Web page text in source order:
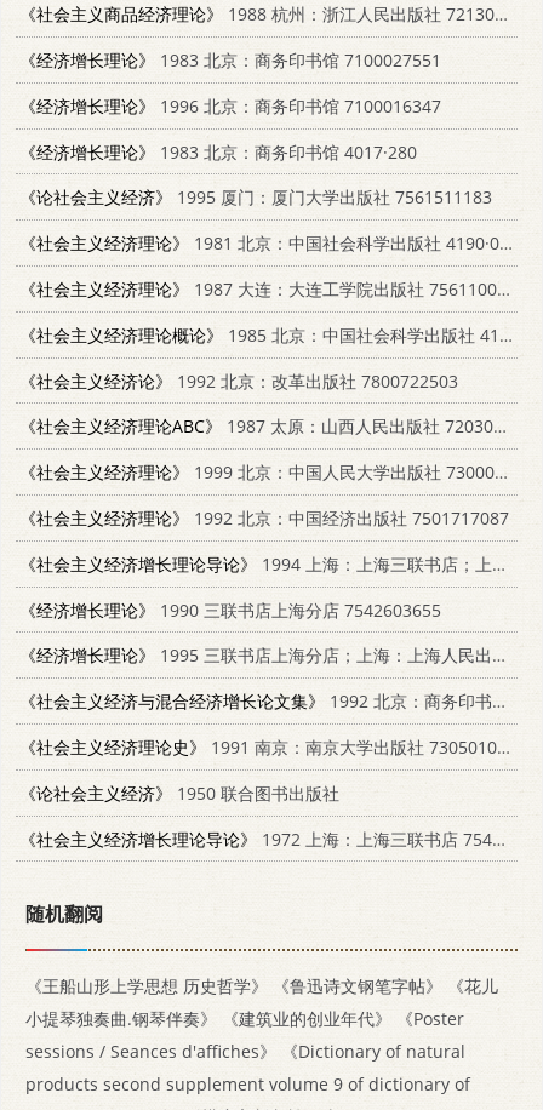
《社会主义商品经济理论》
1988 杭州：浙江人民出版社 7213002171
《经济增长理论》
1983 北京：商务印书馆 7100027551
《经济增长理论》
1996 北京：商务印书馆 7100016347
《经济增长理论》
1983 北京：商务印书馆 4017·280
《论社会主义经济》
1995 厦门：厦门大学出版社 7561511183
《社会主义经济理论》
1981 北京：中国社会科学出版社 4190·094
《社会主义经济理论》
1987 大连：大连工学院出版社 756110040X
《社会主义经济理论概论》
1985 北京：中国社会科学出版社 4190·205
《社会主义经济论》
1992 北京：改革出版社 7800722503
《社会主义经济理论ABC》
1987 太原：山西人民出版社 7203000273
《社会主义经济理论》
1999 北京：中国人民大学出版社 7300029787
《社会主义经济理论》
1992 北京：中国经济出版社 7501717087
《社会主义经济增长理论导论》
1994 上海：上海三联书店；上海：上海人民出版社 7208018650
《经济增长理论》
1990 三联书店上海分店 7542603655
《经济增长理论》
1995 三联书店上海分店；上海：上海人民出版社 7208018677
《社会主义经济与混合经济增长论文集》
1992 北京：商务印书馆 7100006783
《社会主义经济理论史》
1991 南京：南京大学出版社 730501026X
《论社会主义经济》
1950 联合图书出版社
《社会主义经济增长理论导论》
1972 上海：上海三联书店 7542600516
随机翻阅
《王船山形上学思想 历史哲学》 《鲁迅诗文钢笔字帖》
《花儿
小提琴独奏曲.钢琴伴奏》
《建筑业的创业年代》
《Poster
sessions / Seances d'affiches》
《Dictionary of natural
products second supplement volume 9 of dictionary of